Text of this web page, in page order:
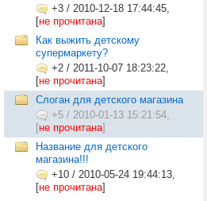
+3 / 2010-12-18 17:44:45,
[не прочитана]
Как выжить детскому
супермаркету?
+2 / 2011-10-07 18:23:22,
[не прочитана]
Слоган для детского магазина
+5 / 2010-01-13 15:21:54,
[не прочитана]
Название для детского
магазина!!!
+10 / 2010-05-24 19:44:13,
[не прочитана]